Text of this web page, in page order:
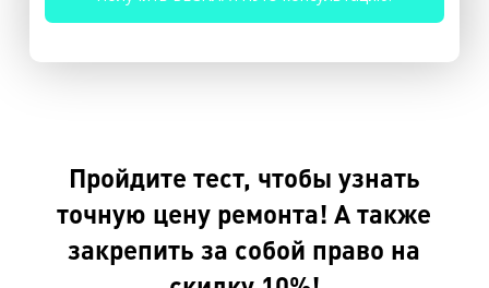
Пройдите тест, чтобы узнать
точную цену ремонта! А также
закрепить за собой право на